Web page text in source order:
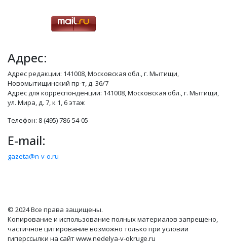
Адрес:
Адрес редакции: 141008, Московская обл., г. Мытищи,
Новомытищинский пр-т, д. 36/7
Адрес для корреспонденции: 141008, Московская обл., г. Мытищи,
ул. Мира, д. 7, к 1, 6 этаж
Телефон: 8 (495) 786-54-05
E-mail:
gazeta@n-v-o.ru
© 2024 Все права защищены.
Копирование и использование полных материалов запрещено,
частичное цитирование возможно только при условии
гиперссылки на сайт www.nedelya-v-okruge.ru